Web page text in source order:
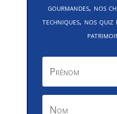
gourmandes, nos
techniques, nos quiz